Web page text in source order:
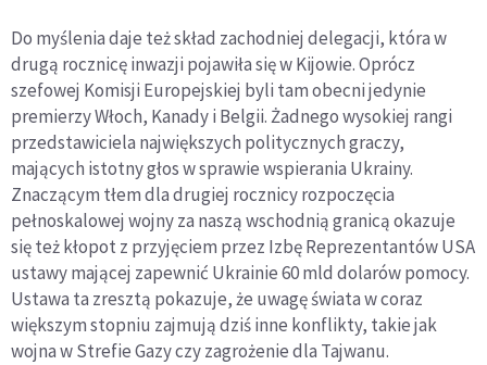
Do myślenia daje też skład zachodniej delegacji, która w
drugą rocznicę inwazji pojawiła się w Kijowie. Oprócz
szefowej Komisji Europejskiej byli tam obecni jedynie
premierzy Włoch, Kanady i Belgii. Żadnego wysokiej rangi
przedstawiciela największych politycznych graczy,
mających istotny głos w sprawie wspierania Ukrainy.
Znaczącym tłem dla drugiej rocznicy rozpoczęcia
pełnoskalowej wojny za naszą wschodnią granicą okazuje
się też kłopot z przyjęciem przez Izbę Reprezentantów USA
ustawy mającej zapewnić Ukrainie 60 mld dolarów pomocy.
Ustawa ta zresztą pokazuje, że uwagę świata w coraz
większym stopniu zajmują dziś inne konflikty, takie jak
wojna w Strefie Gazy czy zagrożenie dla Tajwanu.